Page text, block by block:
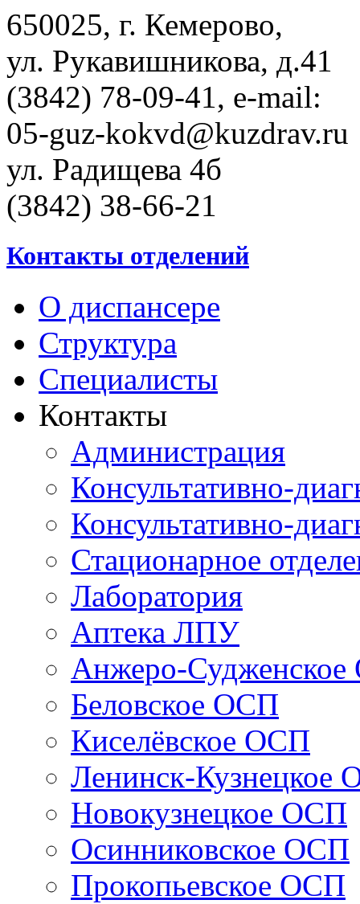
650025, г. Кемерово,
ул. Рукавишникова, д.41
(3842) 78-09-41, e-mail:
05-guz-kоkvd@kuzdrаv.ru
ул. Радищева 4б
(3842) 38-66-21
Контакты отделений
О диспансере
Структура
Специалисты
Контакты
Администрация
Консультативно-
Консультативно-
Стационарное
Лаборатория
Аптека ЛПУ
Анжеро-
Беловское ОСП
Киселёвское ОСП
Ленинск-Кузнецкое
Новокузнецкое ОСП
Осинниковское ОСП
Прокопьевское ОСП